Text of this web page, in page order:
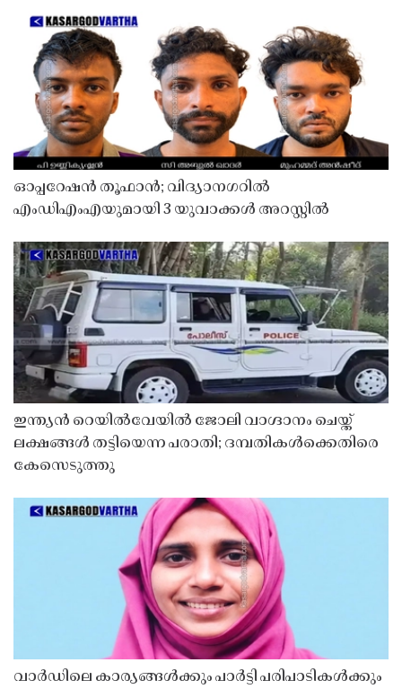
ഓപ്പറേഷൻ തൂഫാൻ; വിദ്യാനഗറിൽ
എംഡിഎംഎയുമായി 3 യുവാക്കൾ അറസ്റ്റിൽ
ഇന്ത്യൻ റെയിൽവേയിൽ ജോലി വാഗ്ദാനം ചെയ്ത്
ലക്ഷങ്ങൾ തട്ടിയെന്ന പരാതി; ദമ്പതികൾക്കെതിരെ
കേസെടുത്തു
വാർഡിലെ കാര്യങ്ങൾക്കും പാർട്ടി പരിപാടികൾക്കും